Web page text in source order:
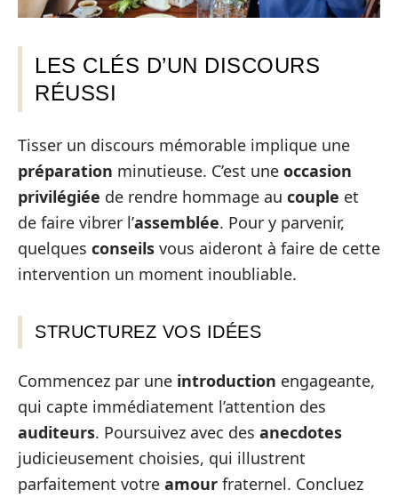
LES CLÉS D’UN DISCOURS
RÉUSSI
Tisser un discours mémorable implique une
préparation minutieuse. C’est une occasion
privilégiée de rendre hommage au couple et
de faire vibrer l’assemblée. Pour y parvenir,
quelques conseils vous aideront à faire de cette
intervention un moment inoubliable.
STRUCTUREZ VOS IDÉES
Commencez par une introduction engageante,
qui capte immédiatement l’attention des
auditeurs. Poursuivez avec des anecdotes
judicieusement choisies, qui illustrent
parfaitement votre amour fraternel. Concluez